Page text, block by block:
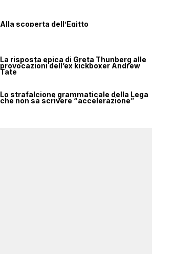
Alla scoperta dell’Egitto
La risposta epica di Greta Thunberg alle
provocazioni dell’ex kickboxer Andrew
Tate
Lo strafalcione grammaticale della Lega
che non sa scrivere “accelerazione”